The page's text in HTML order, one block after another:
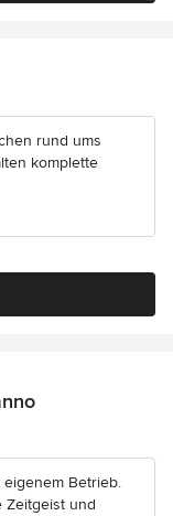
rund ums
komplette
eigenem Betrieb.
Zeitgeist und